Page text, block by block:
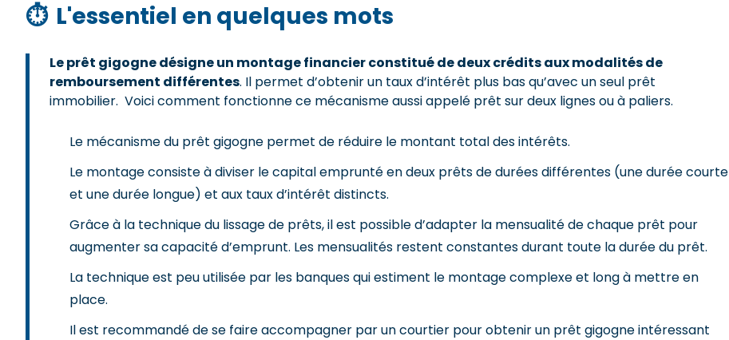
⏱ L'essentiel en quelques mots
Le prêt gigogne désigne un montage financier constitué de deux crédits aux modalités de
remboursement différentes. Il permet d’obtenir un taux d’intérêt plus bas qu’avec un seul prêt
immobilier. Voici comment fonctionne ce mécanisme aussi appelé prêt sur deux lignes ou à paliers.
Le mécanisme du prêt gigogne permet de réduire le montant total des intérêts.
Le montage consiste à diviser le capital emprunté en deux prêts de durées différentes (une durée courte
et une durée longue) et aux taux d’intérêt distincts.
Grâce à la technique du lissage de prêts, il est possible d’adapter la mensualité de chaque prêt pour
augmenter sa capacité d’emprunt. Les mensualités restent constantes durant toute la durée du prêt.
La technique est peu utilisée par les banques qui estiment le montage complexe et long à mettre en
place.
Il est recommandé de se faire accompagner par un courtier pour obtenir un prêt gigogne intéressant